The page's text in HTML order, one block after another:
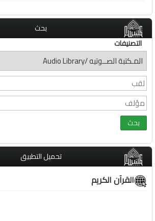
بحث
التصنيفات
تحميل التطبيق
القرآن الكريم